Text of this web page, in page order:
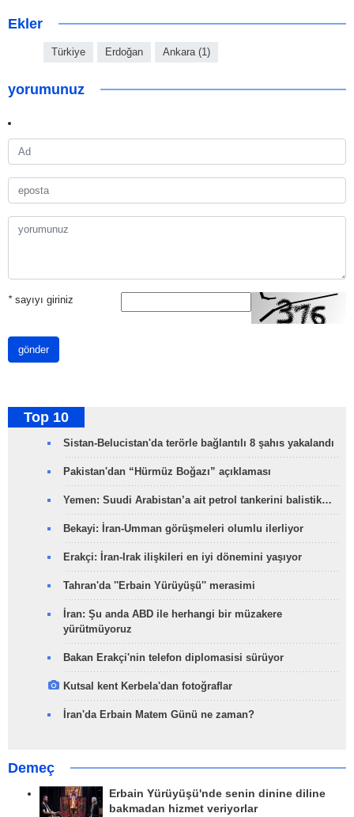
Ekler
Türkiye Erdoğan Ankara (1)
yorumunuz
*sayıyı giriniz
gönder
Top 10
Sistan-Belucistan'da terörle bağlantılı 8 şahıs yakalandı
Pakistan'dan “Hürmüz Boğazı” açıklaması
Yemen: Suudi Arabistan’a ait petrol tankerini balistik…
Bekayi: İran-Umman görüşmeleri olumlu ilerliyor
Erakçi: İran-Irak ilişkileri en iyi dönemini yaşıyor
Tahran'da ''Erbain Yürüyüşü'' merasimi
İran: Şu anda ABD ile herhangi bir müzakere
yürütmüyoruz
Bakan Erakçi'nin telefon diplomasisi sürüyor
Kutsal kent Kerbela'dan fotoğraflar
İran'da Erbain Matem Günü ne zaman?
Demeç
Erbain Yürüyüşü'nde senin dinine diline
bakmadan hizmet veriyorlar